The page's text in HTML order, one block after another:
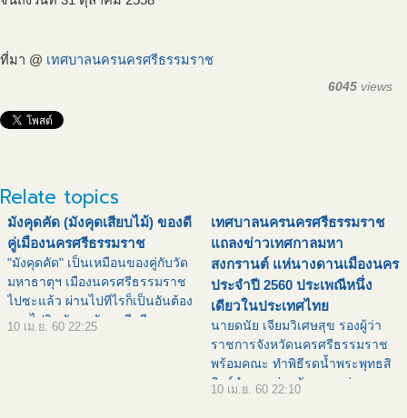
ที่มา @ เทศบาลนครนครศรีธรรมราช
6045 views
Relate topics
มังคุดคัด (มังคุดเสียบไม้) ของดี
คู่เมืองนครศรีธรรมราช
"มังคุดคัด" เป็นเหมือนของคู่กับวัด
มหาธาตุฯ เมืองนครศรีธรรมราช
ไปซะแล้ว ผ่านไปทีไรก็เป็นอันต้อง
แวะไปกินมังคุดคัดทุกที มีขาย
10 เม.ย. 60 22:25
เทศบาลนครนครศรีธรรมราช
แถลงข่าวเทศกาลมหา
สงกรานต์ แห่นางดานเมืองนคร
ประจำปี 2560 ประเพณีหนึ่ง
เดียวในประเทศไทย
นายดนัย เจียมวิเศษสุข รองผู้ว่า
ราชการจังหวัดนครศรีธรรมราช
พร้อมคณะ ทำพิธีรดน้ำพระพุทธสิ
หิงค์จำลอง ร่วมกันแถลงข่าว
10 เม.ย. 60 22:10